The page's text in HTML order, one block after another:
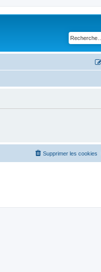
Supprimer les cookies